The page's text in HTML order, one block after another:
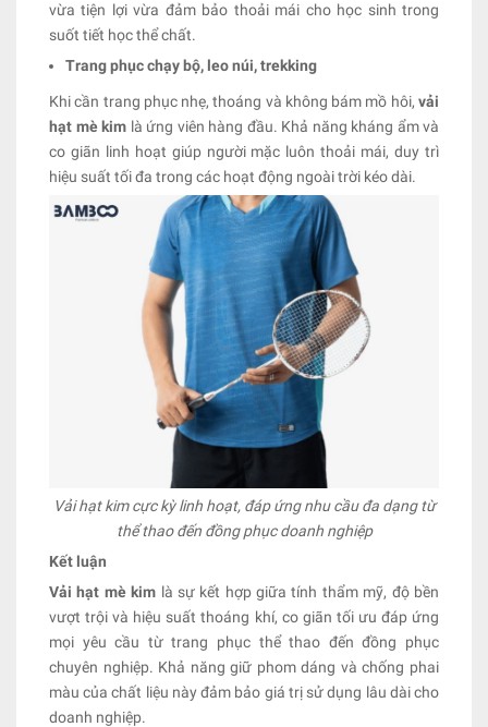
vừa tiện lợi vừa đảm bảo thoải mái cho học sinh trong
suốt tiết học thể chất.
Trang phục chạy bộ, leo núi, trekking
Khi cần trang phục nhẹ, thoáng và không bám mồ hôi, vải
hạt mè kim là ứng viên hàng đầu. Khả năng kháng ẩm và
co giãn linh hoạt giúp người mặc luôn thoải mái, duy trì
hiệu suất tối đa trong các hoạt động ngoài trời kéo dài.
Vải hạt kim cực kỳ linh hoạt, đáp ứng nhu cầu đa dạng từ
thể thao đến đồng phục doanh nghiệp
Kết luận
Vải hạt mè kim là sự kết hợp giữa tính thẩm mỹ, độ bền
vượt trội và hiệu suất thoáng khí, co giãn tối ưu đáp ứng
mọi yêu cầu từ trang phục thể thao đến đồng phục
chuyên nghiệp. Khả năng giữ phom dáng và chống phai
màu của chất liệu này đảm bảo giá trị sử dụng lâu dài cho
doanh nghiệp.